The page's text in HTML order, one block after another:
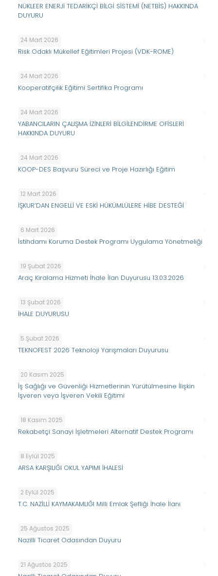
NÜKLEER ENERJİ TEDARİKÇİ BİLGİ SİSTEMİ (NETBİS) HAKKINDA
DUYURU
24 Mart 2026
Risk Odaklı Mükellef Eğitimleri Projesi (VDK-ROME)
24 Mart 2026
Kooperatifçilik Eğitimi Sertifika Programı
24 Mart 2026
YABANCILARIN ÇALIŞMA İZİNLERİ BİLGİLENDİRME OFİSLERİ
HAKKINDA DUYURU
24 Mart 2026
KOOP-DES Başvuru Süreci ve Proje Hazırlığı Eğitim
12 Mart 2026
İŞKUR’DAN ENGELLİ VE ESKİ HÜKÜMLÜLERE HİBE DESTEĞİ
6 Mart 2026
İstihdamı Koruma Destek Programı Uygulama Yönetmeliği
19 Şubat 2026
Araç Kiralama Hizmeti İhale İlan Duyurusu 13.03.2026
13 Şubat 2026
İHALE DUYURUSU
5 Şubat 2026
TEKNOFEST 2026 Teknoloji Yarışmaları Duyurusu
20 Kasım 2025
İş Sağlığı ve Güvenliği Hizmetlerinin Yürütülmesine İlişkin
İşveren veya İşveren Vekili Eğitimi
18 Kasım 2025
Rekabetçi Sanayi İşletmeleri Alternatif Destek Programı
8 Eylül 2025
ARSA KARŞILIĞI OKUL YAPIMI İHALESİ
2 Eylül 2025
T.C. NAZİLLİ KAYMAKAMLIĞI Milli Emlak Şefliği İhale İlanı
25 Ağustos 2025
Nazilli Ticaret Odasından Duyuru
21 Ağustos 2025